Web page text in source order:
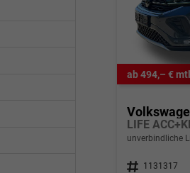
ab 494,– €
unverbindliche
Fahrzeugnr. 1131317